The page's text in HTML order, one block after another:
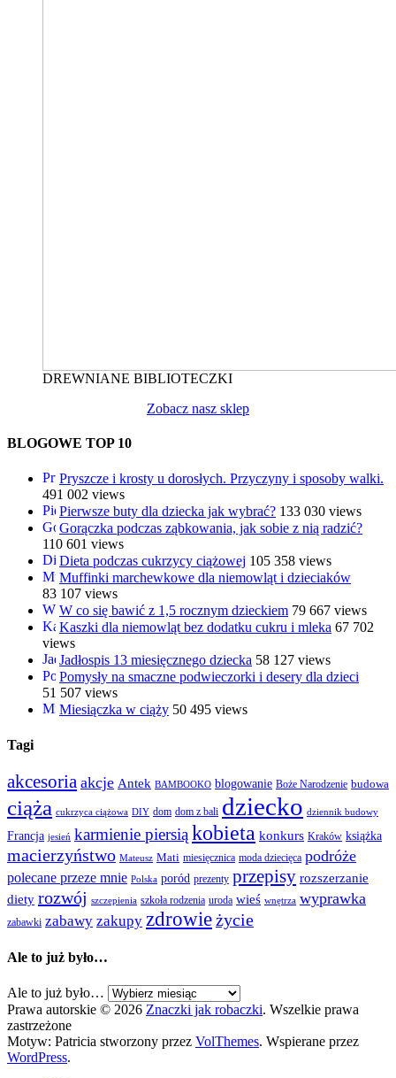
DREWNIANE BIBLIOTECZKI
Zobacz nasz sklep
BLOGOWE TOP 10
Pryszcze i krosty u dorosłych. Przyczyny i sposoby walki.
491 002 views
Pierwsze buty dla dziecka jak wybrać? 133 030 views
Gorączka podczas ząbkowania, jak sobie z nią radzić?
110 601 views
Dieta podczas cukrzycy ciążowej 105 358 views
Muffinki marchewkowe dla niemowląt i dzieciaków
83 107 views
W co się bawić z 1,5 rocznym dzieckiem 79 667 views
Kaszki dla niemowląt bez dodatku cukru i mleka 67 702
views
Jadłospis 13 miesięcznego dziecka 58 127 views
Pomysły na smaczne podwieczorki i desery dla dzieci
51 507 views
Miesiączka w ciąży 50 495 views
Tagi
akcesoria akcje Antek BAMBOOKO blogowanie Boże Narodzenie budowa
ciąża cukrzyca ciążowa DIY dom dom z bali dziecko dziennik budowy
Francja jesień karmienie piersiąkobieta konkurs Kraków książka
macierzyństwo Mateusz Mati miesięcznica moda dziecięca podróże
polecane przeze mnie Polska poród prezenty przepisy rozszerzanie
diety rozwój szczepienia szkoła rodzenia uroda wieś wnętrza wyprawka
zabawki zabawy zakupy zdrowieżycie
Ale to już było…
Ale to już było…
Prawa autorskie © 2026 Znaczki jak robaczki. Wszelkie prawa
zastrzeżone
Motyw: Patricia stworzony przez VolThemes. Wspierane przez
WordPress.